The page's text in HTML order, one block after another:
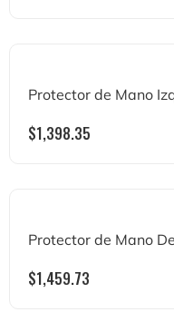
Protector de Mano
$1,398.35
Protector de Mano
$1,459.73